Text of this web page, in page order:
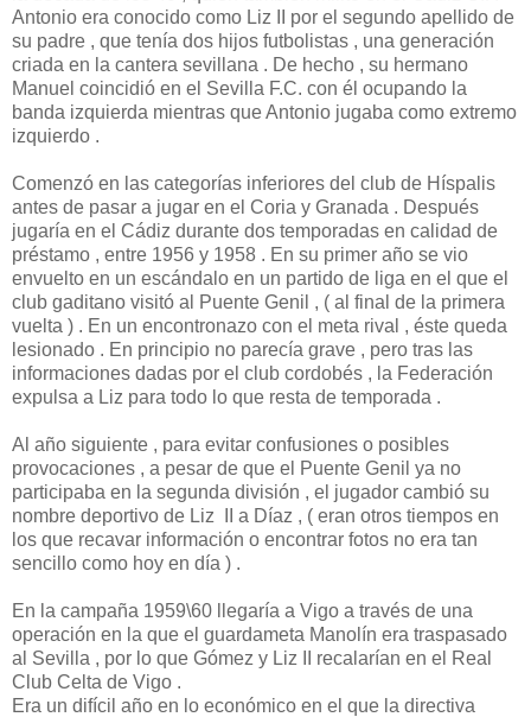
Antonio era conocido como Liz II por el segundo apellido de
su padre , que tenía dos hijos futbolistas , una generación
criada en la cantera sevillana . De hecho , su hermano
Manuel coincidió en el Sevilla F.C. con él ocupando la
banda izquierda mientras que Antonio jugaba como extremo
izquierdo .
Comenzó en las categorías inferiores del club de Híspalis
antes de pasar a jugar en el Coria y Granada . Después
jugaría en el Cádiz durante dos temporadas en calidad de
préstamo , entre 1956 y 1958 . En su primer año se vio
envuelto en un escándalo en un partido de liga en el que el
club gaditano visitó al Puente Genil , ( al final de la primera
vuelta ) . En un encontronazo con el meta rival , éste queda
lesionado . En principio no parecía grave , pero tras las
informaciones dadas por el club cordobés , la Federación
expulsa a Liz para todo lo que resta de temporada .
Al año siguiente , para evitar confusiones o posibles
provocaciones , a pesar de que el Puente Genil ya no
participaba en la segunda división , el jugador cambió su
nombre deportivo de Liz II a Díaz , ( eran otros tiempos en
los que recavar información o encontrar fotos no era tan
sencillo como hoy en día ) .
En la campaña 1959\60 llegaría a Vigo a través de una
operación en la que el guardameta Manolín era traspasado
al Sevilla , por lo que Gómez y Liz II recalarían en el Real
Club Celta de Vigo .
Era un difícil año en lo económico en el que la directiva